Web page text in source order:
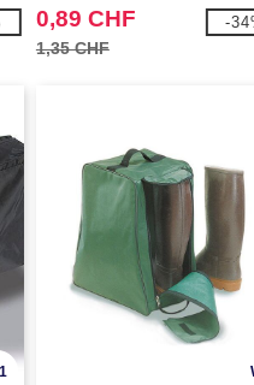
0,89 CHF
1,35 CHF
-